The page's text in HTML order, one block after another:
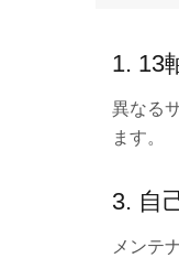
1. 13
異なる
ます。
3. 自
メンテ